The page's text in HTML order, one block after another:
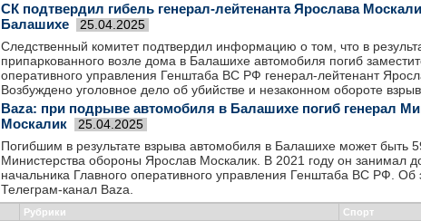
СК подтвердил гибель генерал-лейтенанта Ярослава
Балашихе
25.04.2025
Следственный комитет подтвердил информацию о том, что в
припаркованного возле дома в Балашихе автомобиля погиб
оперативного управления Генштаба ВС РФ генерал-лейтенант
Возбуждено уголовное дело об убийстве и незаконном обороте
Baza: при подрыве автомобиля в Балашихе погиб генерал
Москалик
25.04.2025
Погибшим в результате взрыва автомобиля в Балашихе может быть
Министерства обороны Ярослав Москалик. В 2021 году он занимал
начальника Главного оперативного управления Генштаба ВС РФ.
Телеграм-канал Baza.
Рубрики Спорт